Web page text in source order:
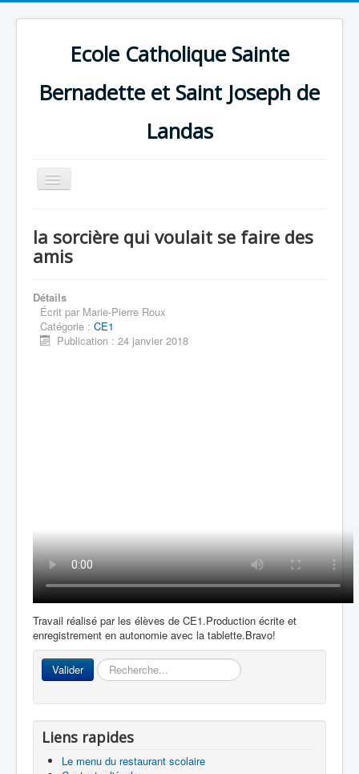
Ecole Catholique Sainte
Bernadette et Saint Joseph de
Landas
Basculer
la
Les associations
la sorcière qui voulait se faire des
amis
Détails
Écrit par Marie-Pierre Roux
Catégorie : CE1
Publication : 24 janvier 2018
Travail réalisé par les élèves de CE1.Production écrite et
enregistrement en autonomie avec la tablette.Bravo!
Valider Rechercher
Liens rapides
Le menu du restaurant scolaire